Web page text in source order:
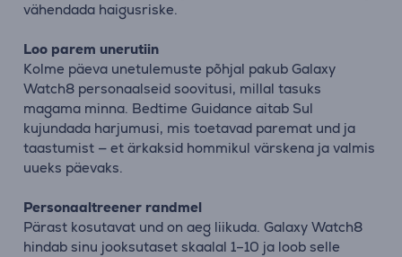
vähendada haigusriske.
Loo parem unerutiin
Kolme päeva unetulemuste põhjal pakub Galaxy
Watch8 personaalseid soovitusi, millal tasuks
magama minna. Bedtime Guidance aitab Sul
kujundada harjumusi, mis toetavad paremat und ja
taastumist — et ärkaksid hommikul värskena ja valmis
uueks päevaks.
Personaaltreener randmel
Pärast kosutavat und on aeg liikuda. Galaxy Watch8
hindab sinu jooksutaset skaalal 1–10 ja loob selle